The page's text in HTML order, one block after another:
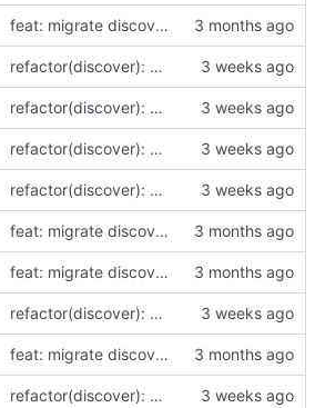
feat: migrate discover module from ssgo to apigo.cc/go standard (by AI)
refactor(discover): 对齐 Redis 类型化命令（by AI）
refactor(discover): 对齐 Redis 类型化命令（by AI）
refactor(discover): 对齐 Redis 类型化命令（by AI）
refactor(discover): 对齐 Redis 类型化命令（by AI）
feat: migrate discover module from ssgo to apigo.cc/go standard (by AI)
feat: migrate discover module from ssgo to apigo.cc/go standard (by AI)
refactor(discover): 对齐 Redis 类型化命令（by AI）
feat: migrate discover module from ssgo to apigo.cc/go standard (by AI)
refactor(discover): 对齐 Redis 类型化命令（by AI）